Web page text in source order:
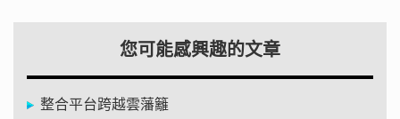
您可能感興趣的文章
整合平台跨越雲藩籬